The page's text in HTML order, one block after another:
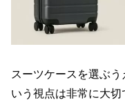
スーツケースを選ぶ
いう視点は非常に大切